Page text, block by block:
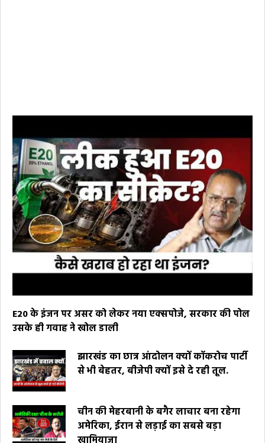
E20 के इंजन पर असर को लेकर नया एक्सपोजे, सरकार की पोल
उसके ही गवाह ने खोल डाली
झारखंड का छात्र आंदोलन क्यों कॉकरोच पार्टी
से भी बेहतर, बीजेपी क्यों इसे दे रही तूल.
चीन की मेहरबानी के बगैर लाचार बना रहेगा
अमेरिका, ईरान से लड़ाई का सबसे बड़ा